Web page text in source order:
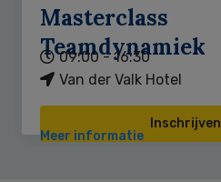
Masterclass
Teamdynamiek
09:00 - 16:30
Van der Valk Hotel
Inschrijven
Meer informatie